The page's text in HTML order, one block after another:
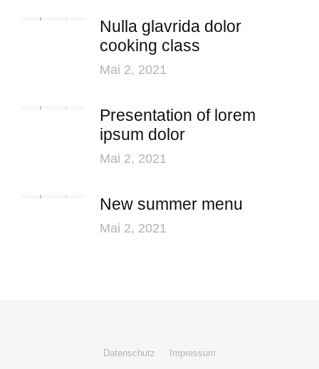
Nulla glavrida dolor
cooking class
Mai 2, 2021
Presentation of lorem
ipsum dolor
Mai 2, 2021
New summer menu
Mai 2, 2021
Datenschutz Impressum